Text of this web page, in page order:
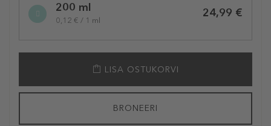
variation200 ml
0,12 € / 1 ml
24,99 €
LISA OSTUKORVI
BRONEERI